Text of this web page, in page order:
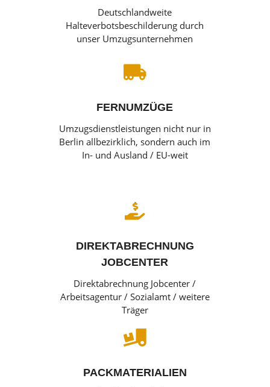
Deutschlandweite
Halteverbotsbeschilderung durch
unser Umzugsunternehmen

FERNUMZÜGE
Umzugsdienstleistungen nicht nur in
Berlin allbezirklich, sondern auch im
In- und Ausland / EU-weit

DIREKTABRECHNUNG
JOBCENTER
Direktabrechnung Jobcenter /
Arbeitsagentur / Sozialamt / weitere
Träger

PACKMATERIALIEN